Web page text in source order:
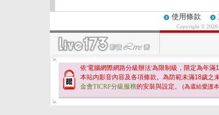
使用條款
Copyright ©
依'電腦網際網路分級辦法'為限制級，限定為年滿
本站內影音內容及各項條款。為防範未滿18歲之
金會TICRF分級服務的安裝與設定。 (為還給愛護